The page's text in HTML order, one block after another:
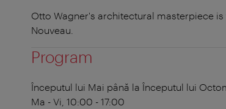
Otto Wagner's architectural masterpiece
Nouveau.
Program
Începutul lui Mai până la Începutul lui
Ma - Vi, 10:00 - 17:00